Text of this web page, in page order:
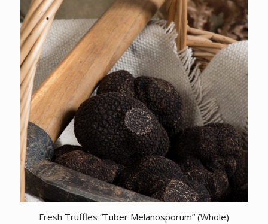
Fresh Truffles “Tuber Melanosporum” (Whole)